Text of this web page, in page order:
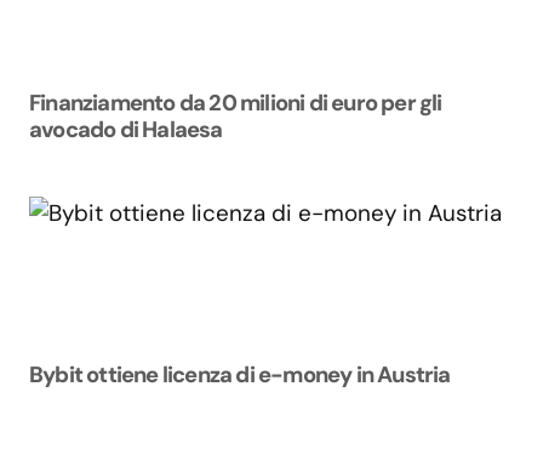
Finanziamento da 20 milioni di euro per gli
avocado di Halaesa
Bybit ottiene licenza di e-money in Austria